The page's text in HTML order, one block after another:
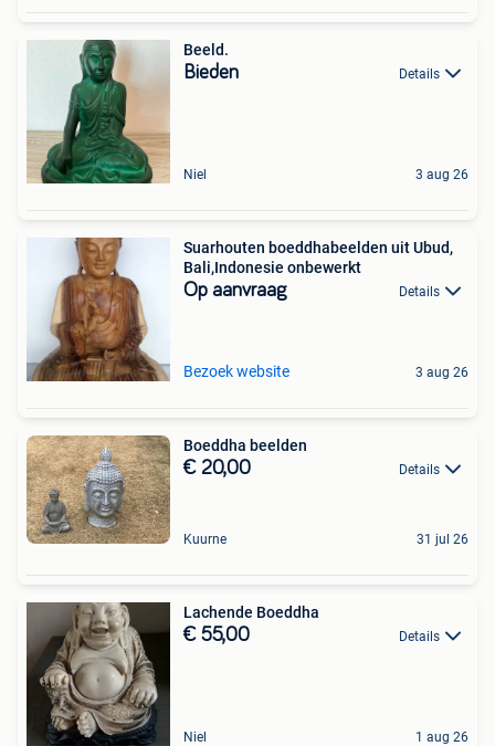
Beeld.
Bieden Details
Niel 3 aug 26
Suarhouten boeddhabeelden uit Ubud,
Bali,Indonesie onbewerkt
Op aanvraag Details
Bezoek website 3 aug 26
Boeddha beelden
€ 20,00 Details
Kuurne 31 jul 26
Lachende Boeddha
€ 55,00 Details
Niel 1 aug 26